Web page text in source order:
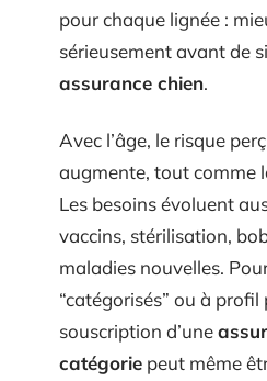
pour chaque lignée :
sérieusement avant de
assurance chien.
Avec l’âge, le risque
augmente, tout comme
Les besoins évoluent
vaccins, stérilisation,
maladies nouvelles.
“catégorisés” ou à
souscription d’une
catégorie peut même